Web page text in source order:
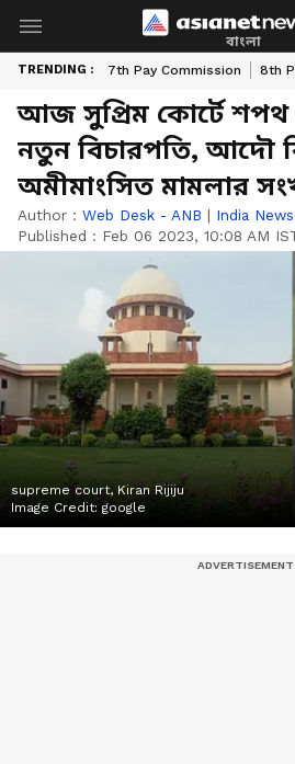
বাংলা
TRENDING : 7th Pay Commission 8th
আজ সুপ্রিম কোর্টে
নতুন বিচারপতি, আদৌ
অমীমাংসিত মামলার
Author : Web Desk - ANB | India News
Published : Feb 06 2023, 10:08 AM
supreme court, Kiran Rijiju
Image Credit: google